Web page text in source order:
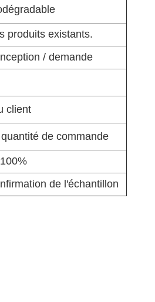
produits existants.
/ demande
client
de commande
de l'échantillon